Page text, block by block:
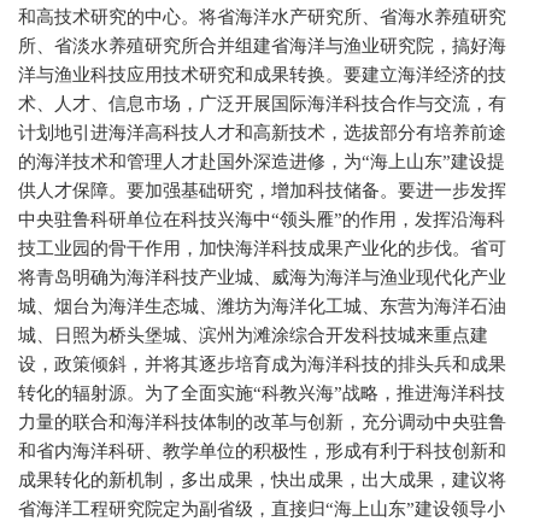
和高技术研究的中心。将省海洋水产研究所、省海水养殖研究
所、省淡水养殖研究所合并组建省海洋与渔业研究院，搞好海
洋与渔业科技应用技术研究和成果转换。要建立海洋经济的技
术、人才、信息市场，广泛开展国际海洋科技合作与交流，有
计划地引进海洋高科技人才和高新技术，选拔部分有培养前途
的海洋技术和管理人才赴国外深造进修，为“海上山东”建设提
供人才保障。要加强基础研究，增加科技储备。要进一步发挥
中央驻鲁科研单位在科技兴海中“领头雁”的作用，发挥沿海科
技工业园的骨干作用，加快海洋科技成果产业化的步伐。省可
将青岛明确为海洋科技产业城、威海为海洋与渔业现代化产业
城、烟台为海洋生态城、潍坊为海洋化工城、东营为海洋石油
城、日照为桥头堡城、滨州为滩涂综合开发科技城来重点建
设，政策倾斜，并将其逐步培育成为海洋科技的排头兵和成果
转化的辐射源。为了全面实施“科教兴海”战略，推进海洋科技
力量的联合和海洋科技体制的改革与创新，充分调动中央驻鲁
和省内海洋科研、教学单位的积极性，形成有利于科技创新和
成果转化的新机制，多出成果，快出成果，出大成果，建议将
省海洋工程研究院定为副省级，直接归“海上山东”建设领导小